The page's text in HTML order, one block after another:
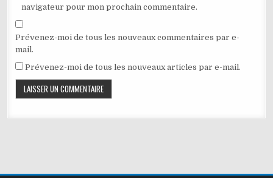
navigateur pour mon prochain commentaire.
Prévenez-moi de tous les nouveaux commentaires par e-
mail.
Prévenez-moi de tous les nouveaux articles par e-mail.